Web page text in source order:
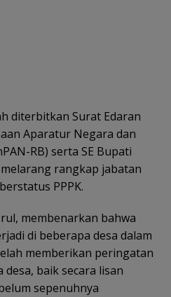
diterbitkan Surat Edaran
Aparatur Negara dan
RB) serta SE Bupati
rangkap jabatan
PPPK.
membenarkan bahwa
di beberapa desa dalam
memberikan peringatan
baik secara lisan
sepenuhnya